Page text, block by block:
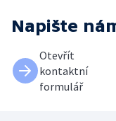
Napište
Otevřít
kontaktní
formulář